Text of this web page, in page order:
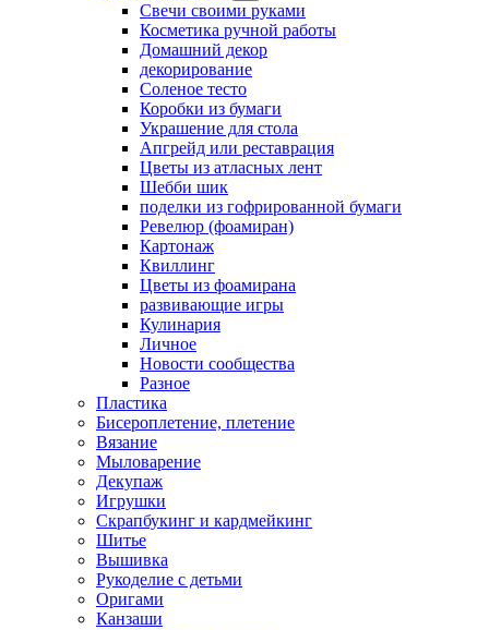
Свечи своими руками
Косметика ручной работы
Домашний декор
декорирование
Соленое тесто
Коробки из бумаги
Украшение для стола
Апгрейд или реставрация
Цветы из атласных лент
Шебби шик
поделки из гофрированной бумаги
Ревелюр (фоамиран)
Картонаж
Квиллинг
Цветы из фоамирана
развивающие игры
Кулинария
Личное
Новости сообщества
Разное
Пластика
Бисероплетение, плетение
Вязание
Мыловарение
Декупаж
Игрушки
Скрапбукинг и кардмейкинг
Шитье
Вышивка
Рукоделие с детьми
Оригами
Канзаши